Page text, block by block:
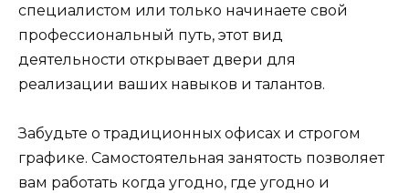
специалистом или только начинаете свой
профессиональный путь, этот вид
деятельности открывает двери для
реализации ваших навыков и талантов.
Забудьте о традиционных офисах и строгом
графике. Самостоятельная занятость позволяет
вам работать когда угодно, где угодно и